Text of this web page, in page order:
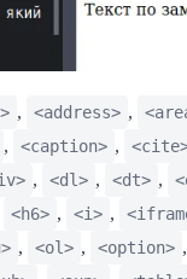
, <address> ,
, <caption> ,
, <dl> , <dt> ,
<h6> , <i> ,
, <ol> , <option> ,